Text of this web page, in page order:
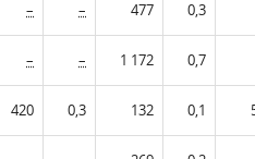
– – 477 0,3
– – 1 172 0,7
420 0,3 132 0,1